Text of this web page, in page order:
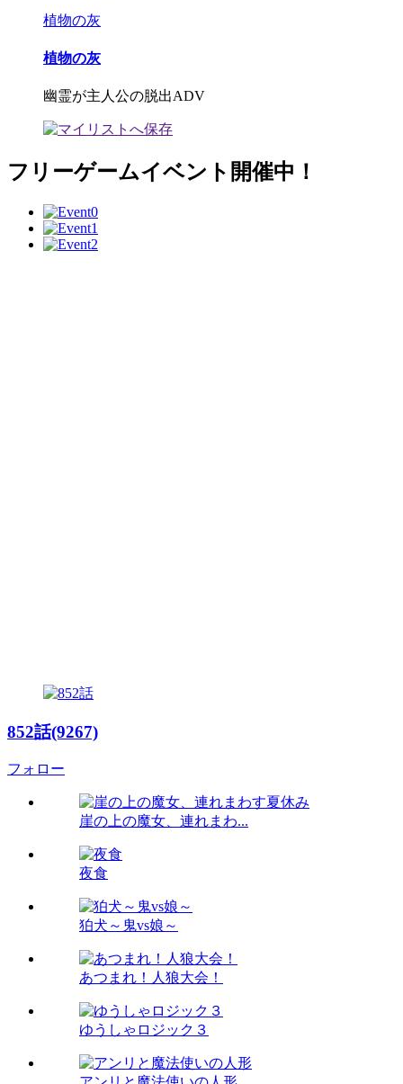
植物の灰
植物の灰
幽霊が主人公の脱出ADV
フリーゲームイベント開催中！
852話(9267)
フォロー
崖の上の魔女、連れまわ...
夜食
狛犬～鬼vs娘～
あつまれ！人狼大会！
ゆうしゃロジック３